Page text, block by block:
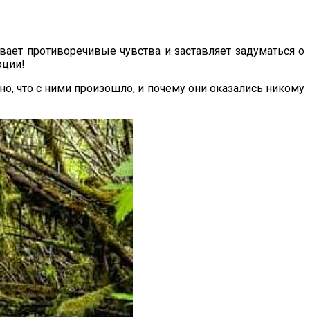
противоречивые чувства и заставляет задуматься о
что с ними произошло, и почему они оказались никому